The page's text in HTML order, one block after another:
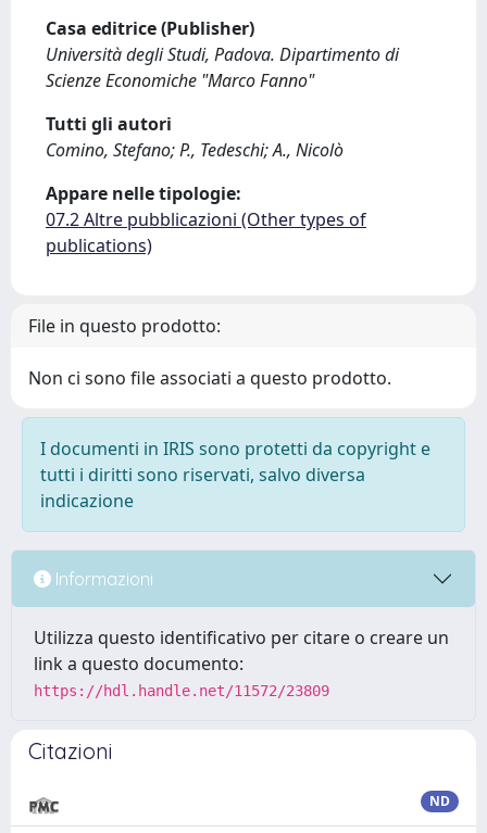
Casa editrice (Publisher)
Università degli Studi, Padova. Dipartimento di
Scienze Economiche "Marco Fanno"
Tutti gli autori
Comino, Stefano; P., Tedeschi; A., Nicolò
Appare nelle tipologie:
07.2 Altre pubblicazioni (Other types of
publications)
File in questo prodotto:
Non ci sono file associati a questo prodotto.
I documenti in IRIS sono protetti da copyright e
tutti i diritti sono riservati, salvo diversa
indicazione
Informazioni
Utilizza questo identificativo per citare o creare un
link a questo documento:
https://hdl.handle.net/11572/23809
Citazioni
ND